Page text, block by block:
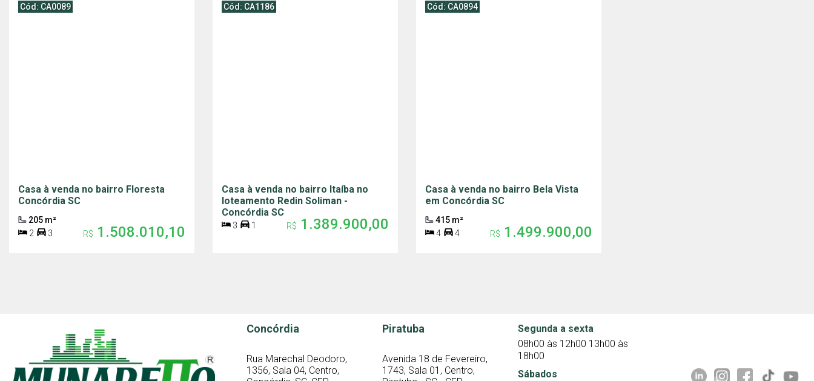
Cód: CA0089
Casa à venda no bairro Floresta
Concórdia SC
205 m²
2
3 R$ 1.508.010,10
Cód: CA1186
Casa à venda no bairro Itaíba no
loteamento Redin Soliman -
Concórdia SC
3 1 R$ 1.389.900,00
Cód: CA0894
Casa à venda no bairro Bela Vista
em Concórdia SC
415 m²
4
4 R$ 1.499.900,00
Concórdia
Rua Marechal Deodoro,
1356, Sala 04, Centro,
Piratuba
Avenida 18 de Fevereiro,
1743, Sala 01, Centro,
Segunda a sexta
08h00 às 12h00 13h00 às
18h00
Sábados